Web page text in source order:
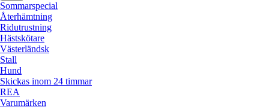
Sommarspecial
Återhämtning
Ridutrustning
Hästskötare
Västerländsk
Stall
Hund
Skickas inom 24 timmar
REA
Varumärken